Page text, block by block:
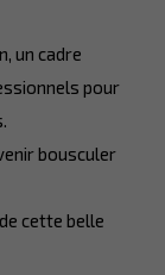
un cadre
pour
bousculer
cette belle